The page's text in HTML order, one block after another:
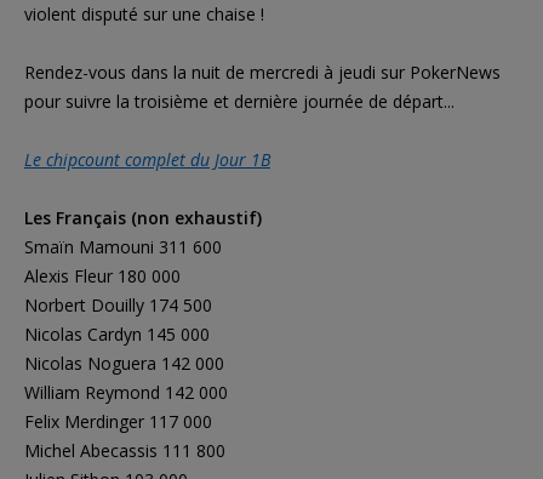
violent disputé sur une chaise !
Rendez-vous dans la nuit de mercredi à jeudi sur PokerNews
pour suivre la troisième et dernière journée de départ...
Le chipcount complet du Jour 1B
Les Français (non exhaustif)
Smaïn Mamouni 311 600
Alexis Fleur 180 000
Norbert Douilly 174 500
Nicolas Cardyn 145 000
Nicolas Noguera 142 000
William Reymond 142 000
Felix Merdinger 117 000
Michel Abecassis 111 800